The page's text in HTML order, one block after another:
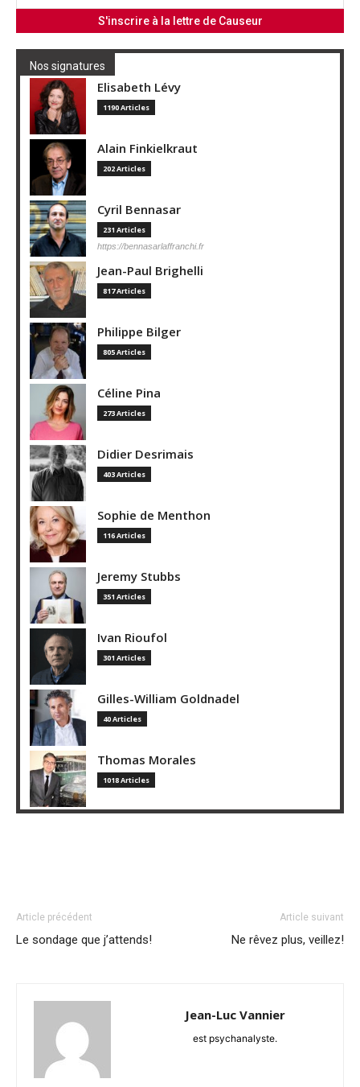
Nos signatures
Elisabeth Lévy
1190 Articles
Alain Finkielkraut
202 Articles
Cyril Bennasar
231 Articles
https://bennasarlaffranchi.fr
Jean-Paul Brighelli
817 Articles
Philippe Bilger
805 Articles
Céline Pina
273 Articles
Didier Desrimais
403 Articles
Sophie de Menthon
116 Articles
Jeremy Stubbs
351 Articles
Ivan Rioufol
301 Articles
Gilles-William Goldnadel
40 Articles
Thomas Morales
1018 Articles
Article précédent
Le sondage que j’attends!
Article suivant
Ne rêvez plus, veillez!
Jean-Luc Vannier
est psychanalyste.